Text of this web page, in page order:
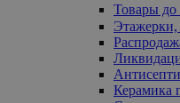
Товары до
Керамика